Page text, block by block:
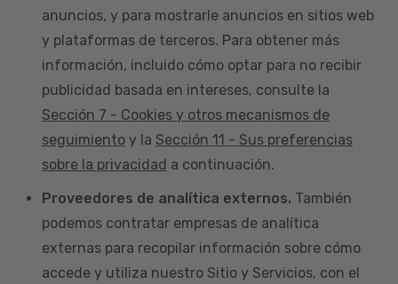
anuncios, y para mostrarle anuncios en sitios web
y plataformas de terceros. Para obtener más
información, incluido cómo optar para no recibir
publicidad basada en intereses, consulte la
Sección 7 - Cookies y otros mecanismos de
seguimiento y la Sección 11 - Sus preferencias
sobre la privacidad a continuación.
Proveedores de analítica externos. También
podemos contratar empresas de analítica
externas para recopilar información sobre cómo
accede y utiliza nuestro Sitio y Servicios, con el